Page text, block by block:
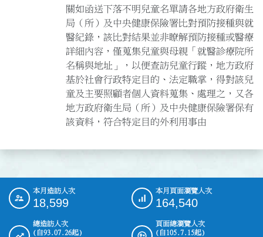
關如函送下落不明兒童名單請各地方政府衛生
局（所）及中央健康保險署比對預防接種與就
醫紀錄，該比對結果並非瞭解預防接種或醫療
詳細內容，僅蒐集兒童與母親「就醫診療院所
名稱與地址」，以便查訪兒童行蹤，地方政府
基於社會行政特定目的、法定職掌，得對該兒
童及主要照顧者個人資料蒐集、處理之，又各
地方政府衛生局（所）及中央健康保險署保有
該資料，符合特定目的外利用事由
::: 本月造訪人次
18,599
本月頁面瀏覽人次
164,540
總造訪人次
(自93.07.26起)
頁面總瀏覽人次
(自105.7.15起)